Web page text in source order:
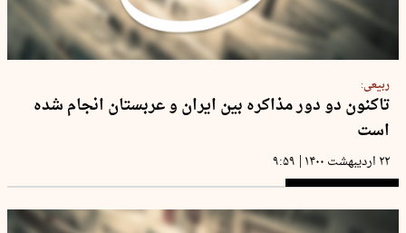
ربیعی:
تاکنون دو دور مذاکره بین ایران و عربستان انجام شده
است
۲۲ اردیبهشت ۱۴۰۰ | ۹:۵۹